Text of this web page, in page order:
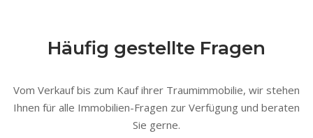
Häufig gestellte Fragen
Vom Verkauf bis zum Kauf ihrer Traumimmobilie, wir stehen
Ihnen für alle Immobilien-Fragen zur Verfügung und beraten
Sie gerne.